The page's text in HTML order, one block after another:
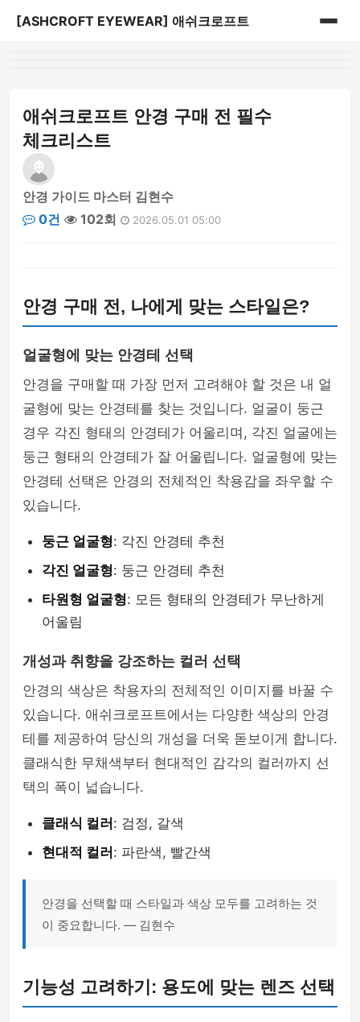
[ASHCROFT EYEWEAR] 애쉬크로프트
애쉬크로프트 안경 구매 전 필수
체크리스트
안경 가이드 마스터 김현수
0건
102회 2026.05.01 05:00
안경 구매 전, 나에게 맞는 스타일은?
얼굴형에 맞는 안경테 선택
안경을 구매할 때 가장 먼저 고려해야 할 것은 내 얼
굴형에 맞는 안경테를 찾는 것입니다. 얼굴이 둥근
경우 각진 형태의 안경테가 어울리며, 각진 얼굴에는
둥근 형태의 안경테가 잘 어울립니다. 얼굴형에 맞는
안경테 선택은 안경의 전체적인 착용감을 좌우할 수
있습니다.
둥근 얼굴형: 각진 안경테 추천
각진 얼굴형: 둥근 안경테 추천
타원형 얼굴형: 모든 형태의 안경테가 무난하게
어울림
개성과 취향을 강조하는 컬러 선택
안경의 색상은 착용자의 전체적인 이미지를 바꿀 수
있습니다. 애쉬크로프트에서는 다양한 색상의 안경
테를 제공하여 당신의 개성을 더욱 돋보이게 합니다.
클래식한 무채색부터 현대적인 감각의 컬러까지 선
택의 폭이 넓습니다.
클래식 컬러 : 검정, 갈색
현대적 컬러 : 파란색, 빨간색
안경을 선택할 때 스타일과 색상 모두를 고려하는 것
이 중요합니다. — 김현수
기능성 고려하기: 용도에 맞는 렌즈 선택